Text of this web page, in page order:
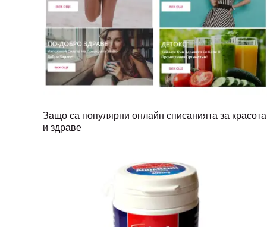
Защо са популярни онлайн списанията за красота
и здраве